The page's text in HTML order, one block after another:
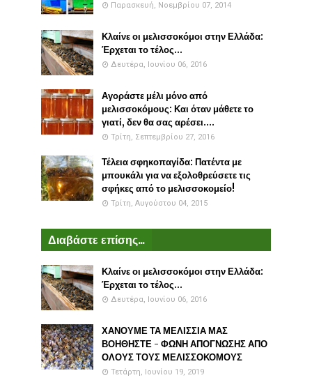
Παρασκευή, Νοεμβρίου 07, 2014
Κλαίνε οι μελισσοκόμοι στην Ελλάδα:
Έρχεται το τέλος...
Δευτέρα, Ιουνίου 06, 2016
Αγοράστε μέλι μόνο από
μελισσοκόμους: Και όταν μάθετε το
γιατί, δεν θα σας αρέσει....
Τρίτη, Σεπτεμβρίου 27, 2016
Τέλεια σφηκοπαγίδα: Πατέντα με
μπουκάλι για να εξολοθρεύσετε τις
σφήκες από το μελισσοκομείο!
Τρίτη, Αυγούστου 04, 2015
Διαβάστε επίσης...
Κλαίνε οι μελισσοκόμοι στην Ελλάδα:
Έρχεται το τέλος...
Δευτέρα, Ιουνίου 06, 2016
ΧΑΝΟΥΜΕ ΤΑ ΜΕΛΙΣΣΙΑ ΜΑΣ
ΒΟΗΘΗΣΤΕ - ΦΩΝΗ ΑΠΟΓΝΩΣΗΣ ΑΠΟ
ΟΛΟΥΣ ΤΟΥΣ ΜΕΛΙΣΣΟΚΟΜΟΥΣ
Τετάρτη, Ιουνίου 19, 2019